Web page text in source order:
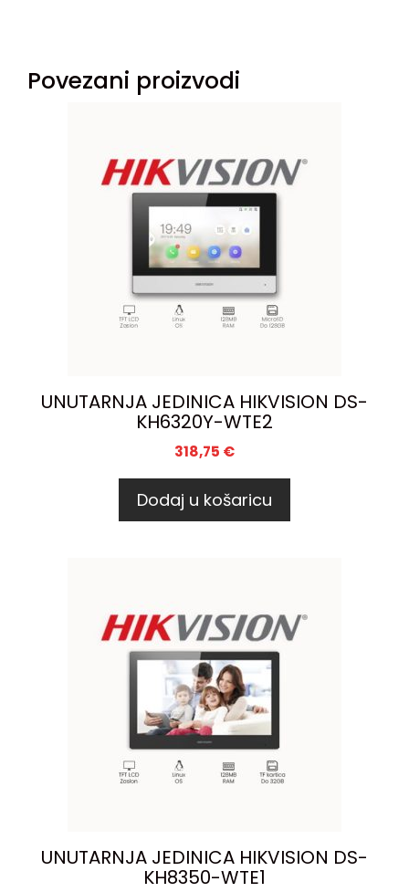
Povezani proizvodi
UNUTARNJA JEDINICA HIKVISION DS-
KH6320Y-WTE2
318,75 €
Dodaj u košaricu
UNUTARNJA JEDINICA HIKVISION DS-
KH8350-WTE1